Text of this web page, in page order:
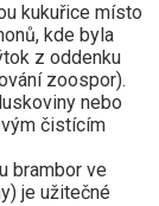
kukuřice místo
kde byla
z oddenku
zoospor).
nebo
čistícím
brambor ve
je užitečné